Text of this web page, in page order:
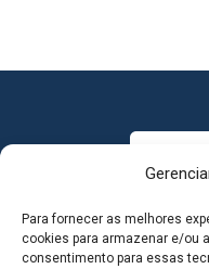
Para fornecer as melhores
cookies para armazenar e/ou
consentimento para essas